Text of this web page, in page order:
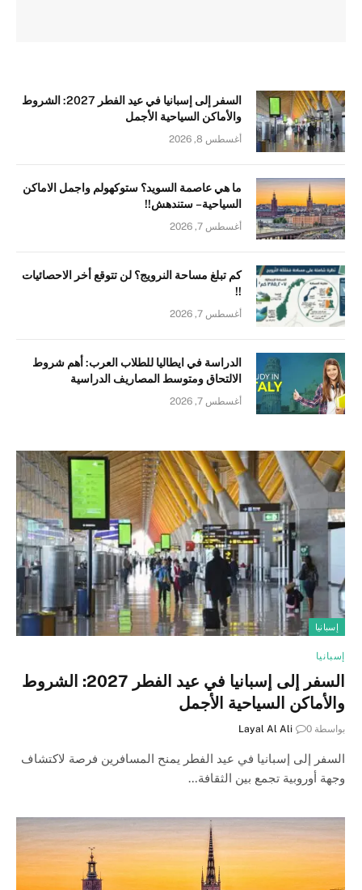
السفر إلى إسبانيا في عيد الفطر 2027: الشروط
والأماكن السياحية الأجمل
أغسطس 8, 2026
ما هي عاصمة السويد؟ ستوكهولم واجمل الاماكن
السياحية – ستندهش!!
أغسطس 7, 2026
كم تبلغ مساحة النرويج؟ لن تتوقع أخر الاحصائيات
!!
أغسطس 7, 2026
الدراسة في ايطاليا للطلاب العرب: أهم شروط
الالتحاق ومتوسط المصاريف الدراسية
أغسطس 7, 2026
إسبانيا
إسبانيا
السفر إلى إسبانيا في عيد الفطر 2027: الشروط
والأماكن السياحية الأجمل
بواسطة Layal Al Ali 0
السفر إلى إسبانيا في عيد الفطر يمنح المسافرين فرصة لاكتشاف
وجهة أوروبية تجمع بين الثقافة…